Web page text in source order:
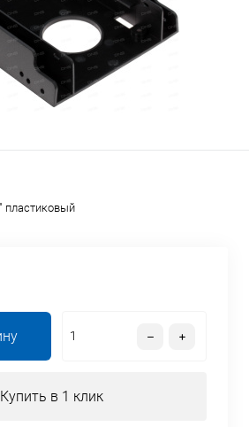
пластиковый
Купить в 1 клик